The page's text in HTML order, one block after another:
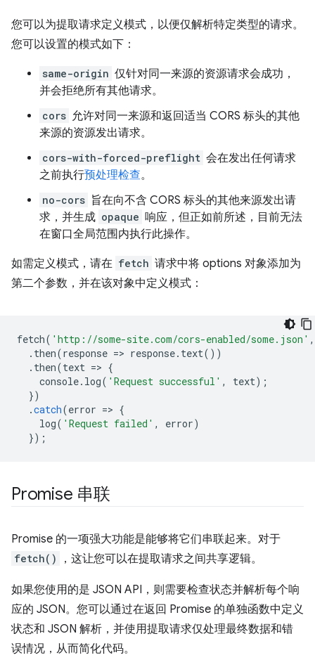
您可以为提取请求定义模式，以便仅解析特定类型的请求。
您可以设置的模式如下：
same-origin 仅针对同一来源的资源请求会成功，
并会拒绝所有其他请求。
cors 允许对同一来源和返回适当 CORS 标头的其他
来源的资源发出请求。
cors-with-forced-preflight 会在发出任何请求
之前执行预处理检查。
no-cors 旨在向不含 CORS 标头的其他来源发出请
求，并生成 opaque 响应，但正如前所述，目前无法
在窗口全局范围内执行此操作。
如需定义模式，请在 fetch 请求中将 options 对象添加为
第二个参数，并在该对象中定义模式：
fetch( 'http://some-site.com/cors-enabled/some.json' ,
. then(response => response. text())
. then(text => {
console. log( 'Request successful' , text);
})
.catch(error => {
log( 'Request failed' , error)
});
Promise 串联
Promise 的一项强大功能是能够将它们串联起来。对于
fetch() ，这让您可以在提取请求之间共享逻辑。
如果您使用的是 JSON API，则需要检查状态并解析每个响
应的 JSON。您可以通过在返回 Promise 的单独函数中定义
状态和 JSON 解析，并使用提取请求仅处理最终数据和错
误情况，从而简化代码。